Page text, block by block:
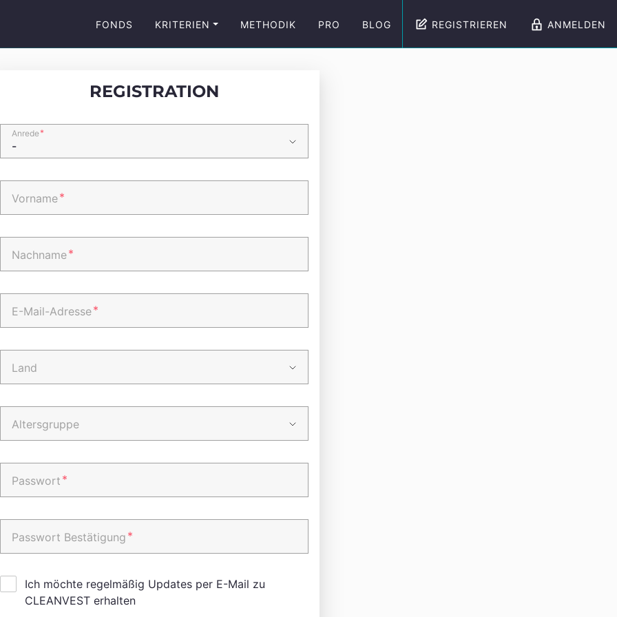
FONDS KRITERIEN METHODIK PRO BLOG REGISTRIEREN ANMELDEN
REGISTRATION
Anrede*
Vorname*
Nachname*
E-Mail-Adresse*
Land
Altersgruppe
Passwort *
Passwort Bestätigung *
Ich möchte regelmäßig Updates per E-Mail zu
CLEANVEST erhalten